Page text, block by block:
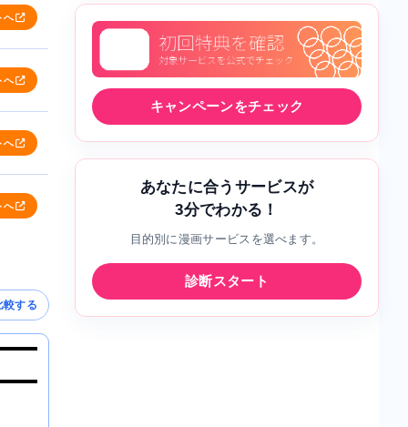
へ
へ
へ
へ
較する
キャンペーンをチェック
あなたに合うサービスが
3分でわかる！
目的別に漫画サービスを選べます。
診断スタート